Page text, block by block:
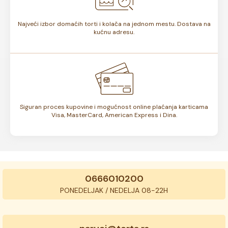
Najveći izbor domaćih torti i kolača na jednom mestu. Dostava na
kućnu adresu.
Siguran proces kupovine i mogućnost online plaćanja karticama
Visa, MasterCard, American Express i Dina.
0666010200
PONEDELJAK / NEDELJA 08-22H